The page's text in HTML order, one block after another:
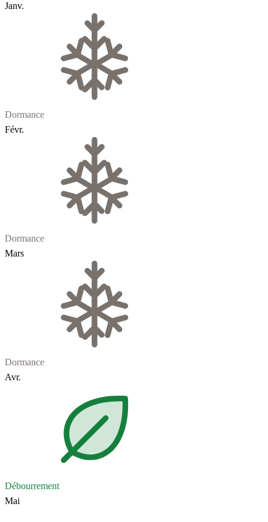
Janv.
Dormance
Févr.
Dormance
Mars
Dormance
Avr.
Débourrement
Mai